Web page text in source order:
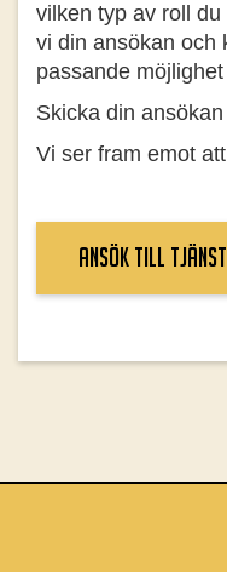
vilken typ av roll
vi din ansökan och
passande
Skicka din
Vi ser fram emot
ANSÖK till